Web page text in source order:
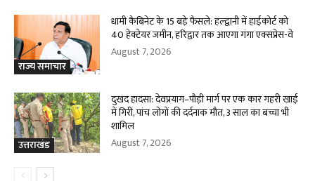
राज्य समाचार
धामी कैबिनेट के 15 बड़े फैसले: हल्द्वानी में हाईकोर्ट को
40 हेक्टेयर जमीन, हरिद्वार तक आएगा गंगा एक्सप्रेस-वे
August 7, 2026
उत्तराखंड
दुखद हादसा: देवप्रयाग–पौड़ी मार्ग पर एक कार गहरी खाई
में गिरी, पांच लोगों की दर्दनाक मौत, 3 साल का बच्चा भी
शामिल
August 7, 2026